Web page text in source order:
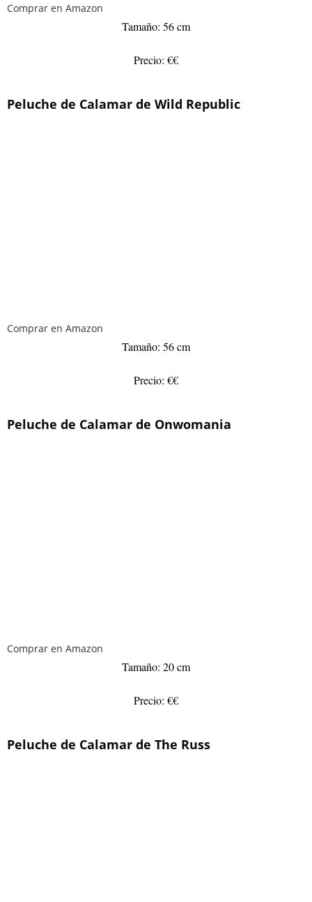
Comprar en Amazon
Tamaño: 56 cm
Precio: €€
Peluche de Calamar de Wild Republic
Comprar en Amazon
Tamaño: 56 cm
Precio: €€
Peluche de Calamar de Onwomania
Comprar en Amazon
Tamaño: 20 cm
Precio: €€
Peluche de Calamar de The Russ